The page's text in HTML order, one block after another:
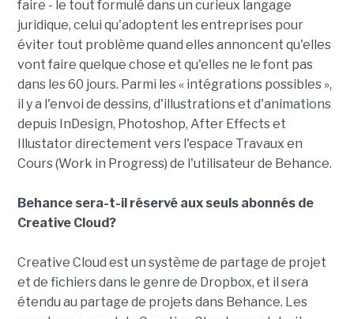
faire - le tout formulé dans un curieux langage
juridique, celui qu'adoptent les entreprises pour
éviter tout problème quand elles annoncent qu'elles
vont faire quelque chose et qu'elles ne le font pas
dans les 60 jours. Parmi les « intégrations possibles »,
il y a l'envoi de dessins, d'illustrations et d'animations
depuis InDesign, Photoshop, After Effects et
Illustator directement vers l'espace Travaux en
Cours (Work in Progress) de l'utilisateur de Behance.
Behance sera-t-il réservé aux seuls abonnés de
Creative Cloud?
Creative Cloud est un système de partage de projet
et de fichiers dans le genre de Dropbox, et il sera
étendu au partage de projets dans Behance. Les